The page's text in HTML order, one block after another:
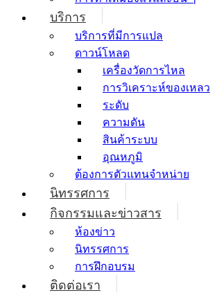
บริการ
บริการที่มีการแปล
ดาวน์โหลด
เครื่องวัดการไหล
การวิเคราะห์ของเหลว
ระดับ
ความดัน
สินค้าระบบ
อุณหภูมิ
ต้องการตัวแทนจำหน่าย
นิทรรศการ
กิจกรรมและข่าวสาร
ห้องข่าว
นิทรรศการ
การฝึกอบรม
ติดต่อเรา